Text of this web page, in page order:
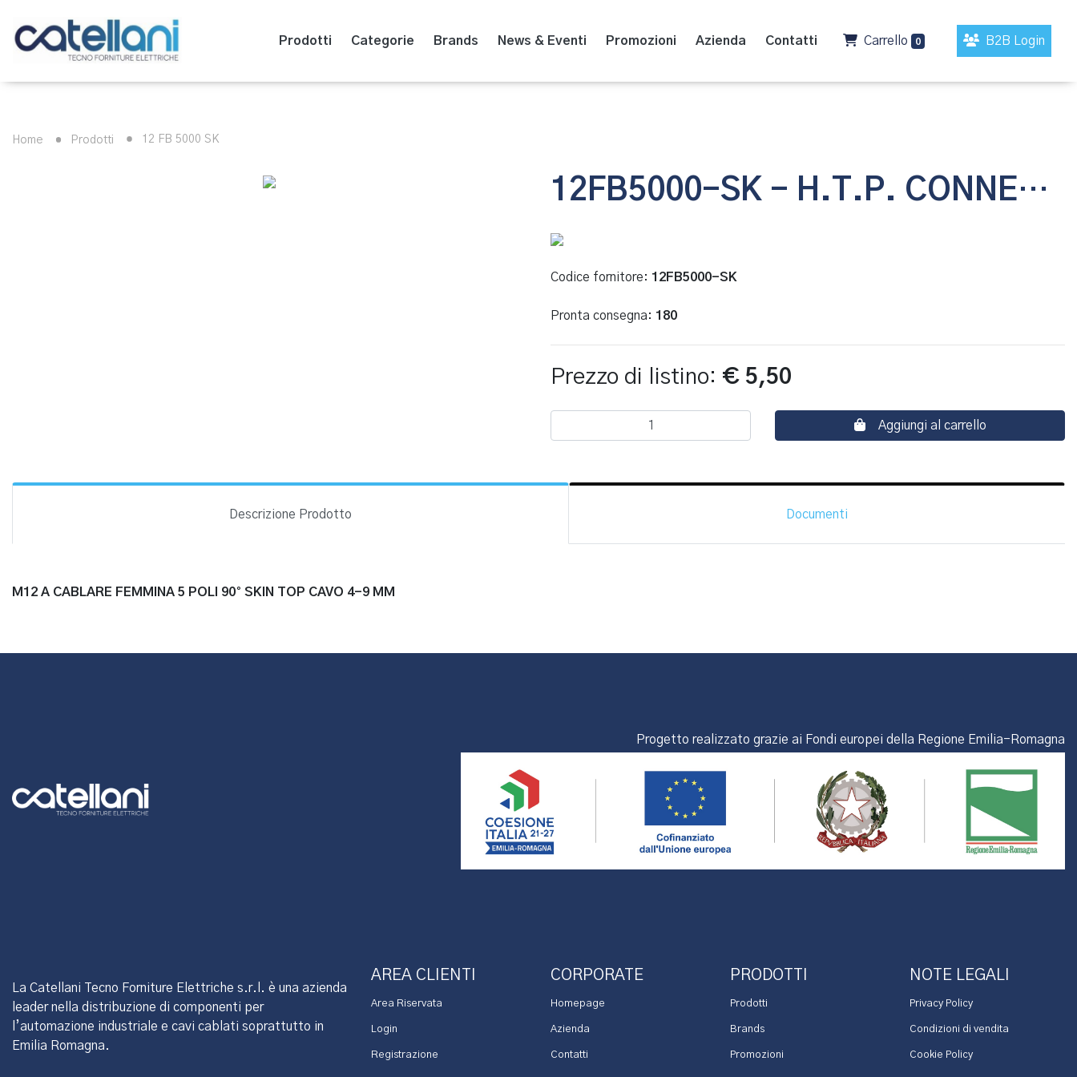
Prodotti Categorie Brands News & Eventi Promozioni Azienda Contatti Carrello 0 B2B Login
Home Prodotti 12 FB 5000 SK
12FB5000-SK - H.T.P. CONNETTORI
Codice fornitore: 12FB5000-SK
Pronta consegna: 180
Prezzo di listino: € 5,50
Aggiungi al carrello
Descrizione Prodotto Documenti
M12 A CABLARE FEMMINA 5 POLI 90° SKIN TOP CAVO 4-9 MM
Progetto realizzato grazie ai Fondi europei della Regione Emilia-Romagna
La Catellani Tecno Forniture Elettriche s.r.l. è una azienda
leader nella distribuzione di componenti per
l’automazione industriale e cavi cablati soprattutto in
Emilia Romagna.
AREA CLIENTI
Area Riservata
Login
Registrazione
CORPORATE
Homepage
Azienda
Contatti
PRODOTTI
Prodotti
Brands
Promozioni
NOTE LEGALI
Privacy Policy
Condizioni di vendita
Cookie Policy